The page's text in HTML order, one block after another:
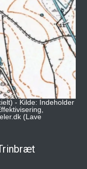
- Kilde: Indeholder
(Lave